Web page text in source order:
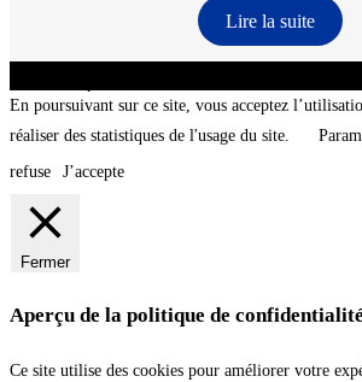
Lire la suite
En poursuivant sur ce site, vous acceptez
réaliser des statistiques de l'usage du site.
refuse
J’accepte
Fermer
Aperçu de la politique de confidentialité
Ce site utilise des cookies pour améliorer votre